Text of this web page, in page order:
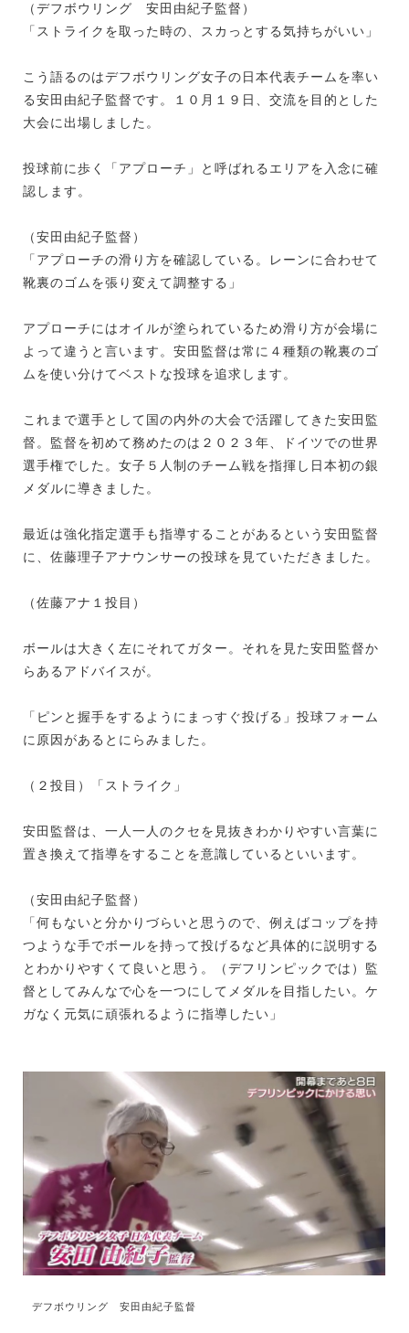
（デフボウリング 安田由紀子監督）
「ストライクを取った時の、スカっとする気持ちがいい」
こう語るのはデフボウリング女子の日本代表チームを率い
る安田由紀子監督です。１０月１９日、交流を目的とした
大会に出場しました。
投球前に歩く「アプローチ」と呼ばれるエリアを入念に確
認します。
（安田由紀子監督）
「アプローチの滑り方を確認している。レーンに合わせて
靴裏のゴムを張り変えて調整する」
アプローチにはオイルが塗られているため滑り方が会場に
よって違うと言います。安田監督は常に４種類の靴裏のゴ
ムを使い分けてベストな投球を追求します。
これまで選手として国の内外の大会で活躍してきた安田監
督。監督を初めて務めたのは２０２３年、ドイツでの世界
選手権でした。女子５人制のチーム戦を指揮し日本初の銀
メダルに導きました。
最近は強化指定選手も指導することがあるという安田監督
に、佐藤理子アナウンサーの投球を見ていただきました。
（佐藤アナ１投目）
ボールは大きく左にそれてガター。それを見た安田監督か
らあるアドバイスが。
「ピンと握手をするようにまっすぐ投げる」投球フォーム
に原因があるとにらみました。
（２投目）「ストライク」
安田監督は、一人一人のクセを見抜きわかりやすい言葉に
置き換えて指導をすることを意識しているといいます。
（安田由紀子監督）
「何もないと分かりづらいと思うので、例えばコップを持
つような手でボールを持って投げるなど具体的に説明する
とわかりやすくて良いと思う。（デフリンピックでは）監
督としてみんなで心を一つにしてメダルを目指したい。ケ
ガなく元気に頑張れるように指導したい」
デフボウリング 安田由紀子監督